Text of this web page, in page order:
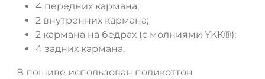
4 передних кармана;
2 внутренних кармана;
2 кармана на бедрах (с молниями YKK®);
4 задних кармана.
В пошиве использован поликоттон
ДА